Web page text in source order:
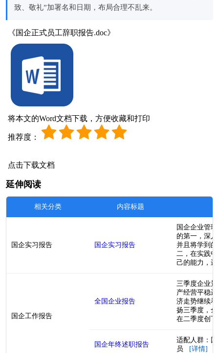
致、敬礼”加署名和日期，布局合理不乱来。
《国企正式员工辞职报告.doc》
将本文的Word文档下载，方便收藏和打印
推荐度：
点击下载文档
延伸阅读
相关分类 内容标题
国企实习报告 国企实习报告
国企企业管
的第一，深
并且将学到
二，在实践
己的能力，
国企工作报告
全国企业报告
三季度企业
产经营平稳
济走势继续
扬三季度，
在二季度创
国企年终述职报告
适配人群：
员
[详情]